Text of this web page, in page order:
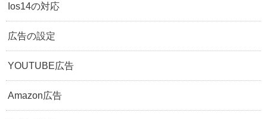
Ios14の対応
広告の設定
YOUTUBE広告
Amazon広告